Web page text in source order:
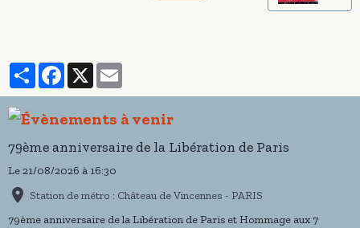
PartagerFacebook
X
79ème anniversaire de la Libération de Paris
Le 21/08/2026 à 16:30
Station de métro : Château de Vincennes - PARIS
79ème anniversaire de la Libération de Paris et Hommage aux 7